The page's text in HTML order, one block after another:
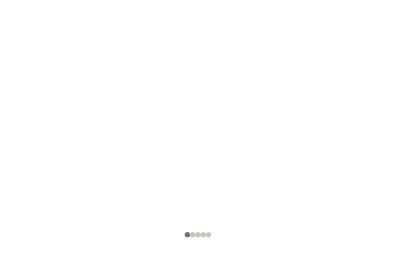
Naar artikel 1
Naar artikel 2
Naar artikel 3
Naar artikel 4
Naar artikel 5